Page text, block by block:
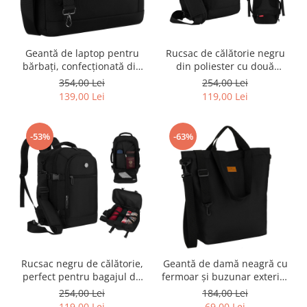
Geantă de laptop pentru
bărbați, confecționată din
cordura neagră rezistentă,
cu fermoar - Peterson PTR-
PTN-73226-2218 BLACK
354,00 Lei
139,00 Lei
Rucsac de călătorie negru
din poliester cu două
compartimente, perfect
pentru bagajul de mână -
Peterson PTR-PTN
254,00 Lei
119,00 Lei
-53%
Rucsac negru de călătorie,
perfect pentru bagajul de
mână - Peterson PTR-PTN
GAWRON-4-9614 BL
254,00 Lei
-63%
Geantă de damă neagră cu
fermoar și buzunar exterior
- Peterson PTR-PTN
TZ15605D-0917 BL
184,00 Lei